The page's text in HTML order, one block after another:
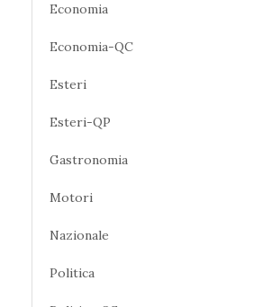
Economia
Economia-QC
Esteri
Esteri-QP
Gastronomia
Motori
Nazionale
Politica